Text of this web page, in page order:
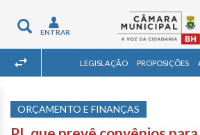
Toggle
navigation
ENTRAR
LEGISLAÇÃO PROPOSIÇÕES
ORÇAMENTO E FINANÇAS